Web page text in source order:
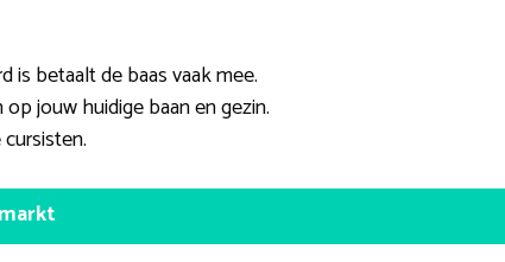
is betaalt de baas vaak mee.
jouw huidige baan en gezin.